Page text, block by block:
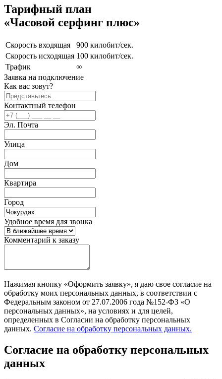
Тарифный план
«Часовой серфинг плюс»
Скорость входящая
900 килобит/сек.
Скорость исходящая 100 килобит/сек.
Трафик
∞
Заявка на подключение
Как вас зовут?
Контактный телефон
Эл. Почта
Улица
Дом
Квартира
Город
Удобное время для звонка
Комментарий к заказу
Нажимая кнопку «Оформить заявку», я даю свое согласие на
обработку моих персональных данных, в соответствии с
Федеральным законом от 27.07.2006 года №152-ФЗ «О
персональных данных», на условиях и для целей,
определенных в Согласии на обработку персональных
данных. Согласие на обработку персональных данных.
Согласие на обработку персональных
данных